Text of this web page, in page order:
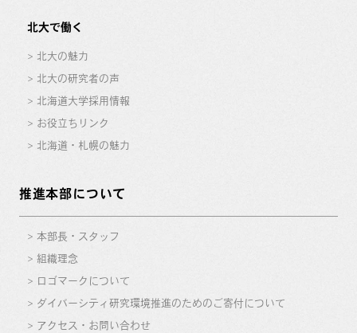
北大で働く
北大の魅力
北大の研究者の声
北海道大学採用情報
お役立ちリンク
北海道・札幌の魅力
推進本部について
本部長・スタッフ
組織理念
ロゴマークについて
ダイバーシティ研究環境推進のためのご寄付について
アクセス・お問い合わせ